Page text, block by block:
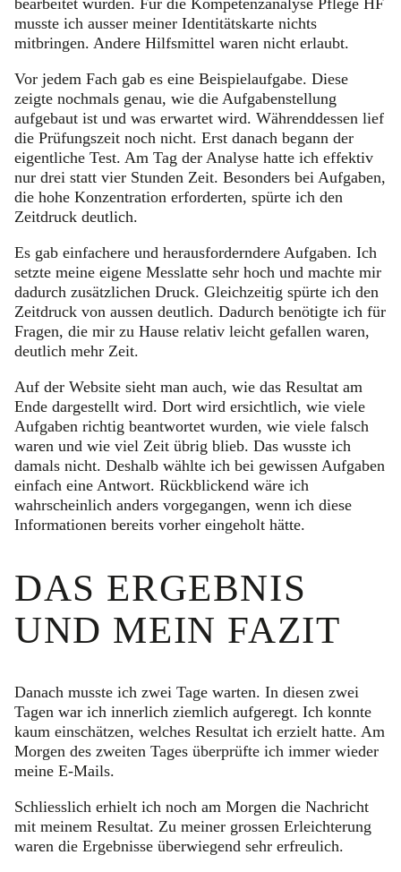
bearbeitet wurden. Für die Kompetenzanalyse Pflege HF
musste ich ausser meiner Identitätskarte nichts
mitbringen. Andere Hilfsmittel waren nicht erlaubt.
Vor jedem Fach gab es eine Beispielaufgabe. Diese
zeigte nochmals genau, wie die Aufgabenstellung
aufgebaut ist und was erwartet wird. Währenddessen lief
die Prüfungszeit noch nicht. Erst danach begann der
eigentliche Test. Am Tag der Analyse hatte ich effektiv
nur drei statt vier Stunden Zeit. Besonders bei Aufgaben,
die hohe Konzentration erforderten, spürte ich den
Zeitdruck deutlich.
Es gab einfachere und herausforderndere Aufgaben. Ich
setzte meine eigene Messlatte sehr hoch und machte mir
dadurch zusätzlichen Druck. Gleichzeitig spürte ich den
Zeitdruck von aussen deutlich. Dadurch benötigte ich für
Fragen, die mir zu Hause relativ leicht gefallen waren,
deutlich mehr Zeit.
Auf der Website sieht man auch, wie das Resultat am
Ende dargestellt wird. Dort wird ersichtlich, wie viele
Aufgaben richtig beantwortet wurden, wie viele falsch
waren und wie viel Zeit übrig blieb. Das wusste ich
damals nicht. Deshalb wählte ich bei gewissen Aufgaben
einfach eine Antwort. Rückblickend wäre ich
wahrscheinlich anders vorgegangen, wenn ich diese
Informationen bereits vorher eingeholt hätte.
DAS ERGEBNIS
UND MEIN FAZIT
Danach musste ich zwei Tage warten. In diesen zwei
Tagen war ich innerlich ziemlich aufgeregt. Ich konnte
kaum einschätzen, welches Resultat ich erzielt hatte. Am
Morgen des zweiten Tages überprüfte ich immer wieder
meine E-Mails.
Schliesslich erhielt ich noch am Morgen die Nachricht
mit meinem Resultat. Zu meiner grossen Erleichterung
waren die Ergebnisse überwiegend sehr erfreulich.